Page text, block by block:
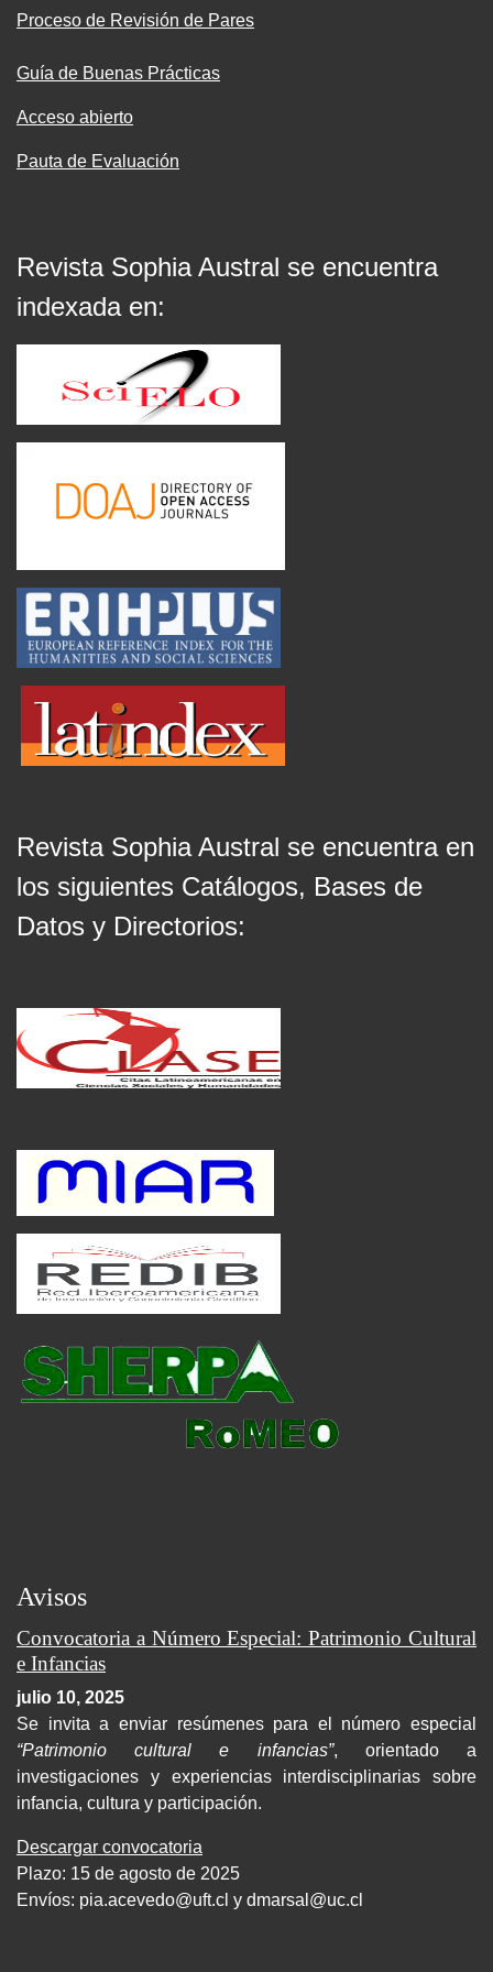
Proceso de Revisión de Pares
Guía de Buenas Prácticas
Acceso abierto
Pauta de Evaluación
Revista Sophia Austral se encuentra
indexada en:
Revista Sophia Austral se encuentra en
los siguientes Catálogos, Bases de
Datos y Directorios:
Avisos
Convocatoria a Número Especial: Patrimonio Cultural
e Infancias
julio 10, 2025
Se invita a enviar resúmenes para el número especial
“Patrimonio cultural e infancias”, orientado a
investigaciones y experiencias interdisciplinarias sobre
infancia, cultura y participación.
Descargar convocatoria
Plazo: 15 de agosto de 2025
Envíos: pia.acevedo@uft.cl y dmarsal@uc.cl